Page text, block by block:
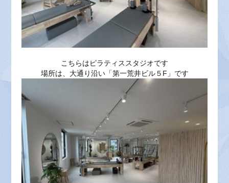
こちらはピラティススタジオです
場所は、大通り沿い「第一荒井ビル５F」です